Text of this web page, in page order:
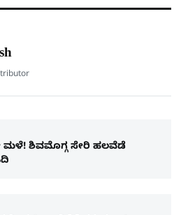
a
ಶಿವಮೊಗ್ಗ ಸೇರಿ ಹಲವೆಡೆ